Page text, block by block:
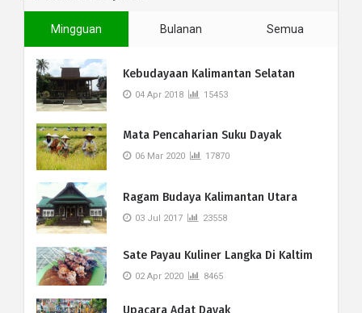
Mingguan Bulanan Semua
Kebudayaan Kalimantan Selatan
04 Apr 2018 15453
Mata Pencaharian Suku Dayak
06 Mar 2020 17870
Ragam Budaya Kalimantan Utara
03 Jul 2017 23558
Sate Payau Kuliner Langka Di Kaltim
02 Apr 2020 8465
Upacara Adat Dayak